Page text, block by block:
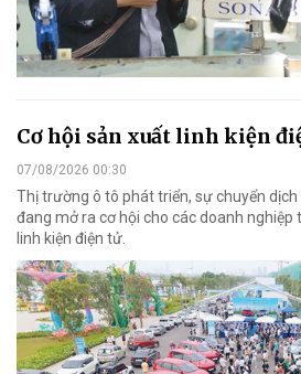
Cơ hội sản xuất linh kiện
07/08/2026 00:30
Thị trường ô tô phát triển, sự chuyển
đang mở ra cơ hội cho các doanh
linh kiện điện tử.